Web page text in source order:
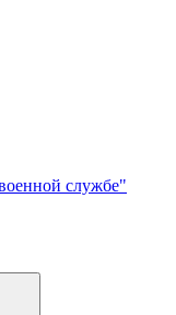
службе"